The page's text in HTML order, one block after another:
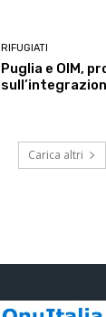
RIFUGIATI
Puglia e OIM,
Carica altri